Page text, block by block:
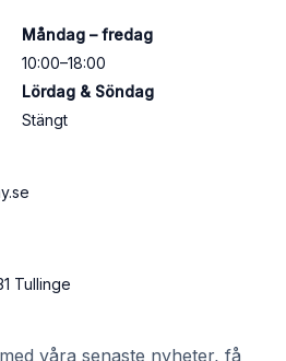
Måndag – fredag
10:00–18:00
Lördag & Söndag
Stängt
Tullinge
våra senaste nyheter, få